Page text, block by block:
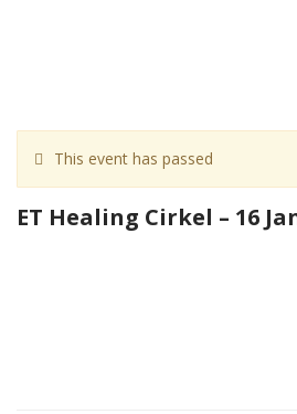
This event has passed
ET Healing Cirkel – 16